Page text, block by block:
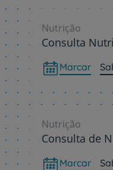
Nutrição
Consulta
Marcar
Nutrição
Consulta de
Marcar